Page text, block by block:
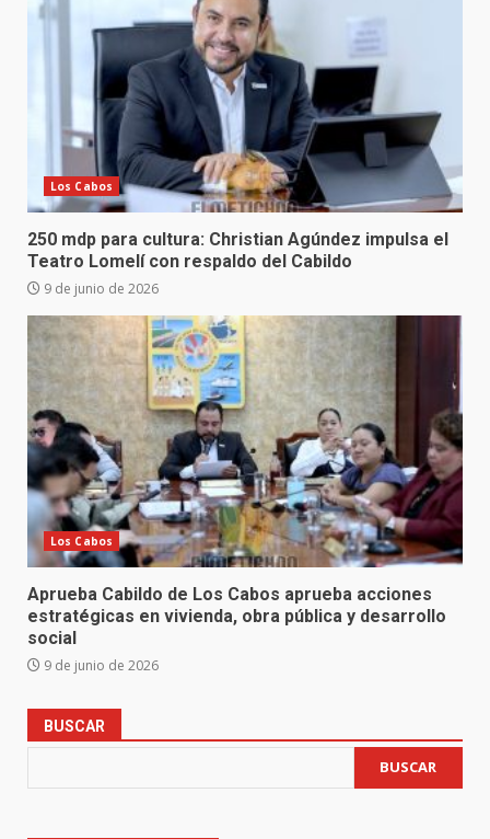
Los Cabos
250 mdp para cultura: Christian Agúndez impulsa el
Teatro Lomelí con respaldo del Cabildo
9 de junio de 2026
Los Cabos
Aprueba Cabildo de Los Cabos aprueba acciones
estratégicas en vivienda, obra pública y desarrollo
social
9 de junio de 2026
BUSCAR
BUSCAR